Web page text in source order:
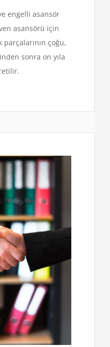
engelli asansör
asansörü için
parçalarının çoğu,
sonra on yıla